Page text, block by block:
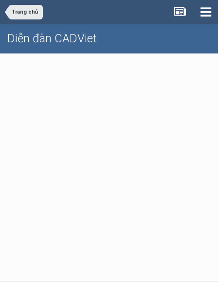
Trang chủ
Diễn đàn CADViet